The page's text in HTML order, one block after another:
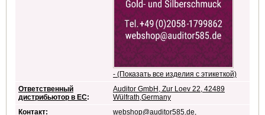
- (Показать все изделия с этикеткой)
Ответственный
дистрибьютор в ЕС:
Auditor GmbH, Zur Loev 22, 42489
Wülfrath,Germany
Контакт:
webshop@auditor585.de,